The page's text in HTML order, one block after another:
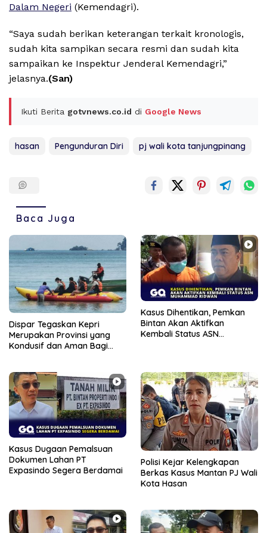
Dalam Negeri (Kemendagri).
“Saya sudah berikan keterangan terkait kronologis,
sudah kita sampikan secara resmi dan sudah kita
sampaikan ke Inspektur Jenderal Kemendagri,”
jelasnya.(San)
Ikuti Berita gotvnews.co.id di Google News
hasan Pengunduran Diri pj wali kota tanjungpinang
Baca Juga
Dispar Tegaskan Kepri
Merupakan Provinsi yang
Kondusif dan Aman Bagi
Kasus Dihentikan, Pemkan
Bintan Akan Aktifkan
Kembali Status ASN
Kasus Dugaan Pemalsuan
Dokumen Lahan PT
Expasindo Segera Berdamai
Polisi Kejar Kelengkapan
Berkas Kasus Mantan PJ Wali
Kota Hasan